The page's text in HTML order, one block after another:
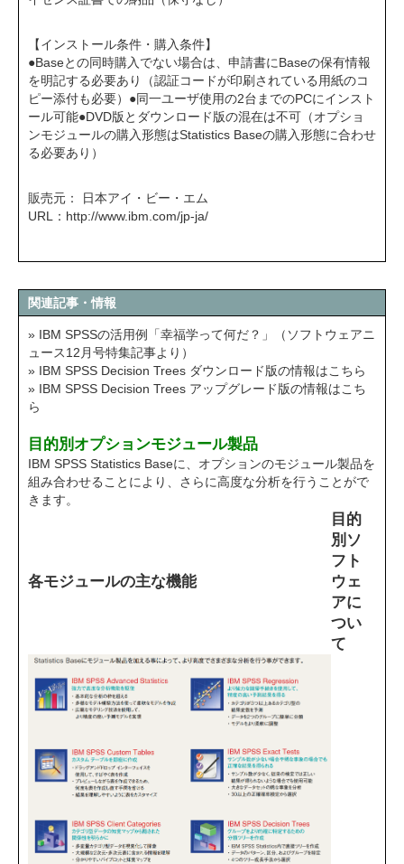
【インストール条件・購入条件】
●Baseとの同時購入でない場合は、申請書にBaseの保有情報
を明記する必要あり（認証コードが印刷されている用紙のコ
ピー添付も必要）●同一ユーザ使用の2台までのPCにインスト
ール可能●DVD版とダウンロード版の混在は不可（オプショ
ンモジュールの購入形態はStatistics Baseの購入形態に合わせ
る必要あり）
販売元： 日本アイ・ビー・エム
URL： http://www.ibm.com/jp-ja/
関連記事・情報
» IBM SPSSの活用例「幸福学って何だ？」（ソフトウェアニ
ュース12月号特集記事より）
» IBM SPSS Decision Trees ダウンロード版の情報はこちら
» IBM SPSS Decision Trees アップグレード版の情報はこち
ら
目的別オプションモジュール製品
IBM SPSS Statistics Baseに、オプションのモジュール製品を
組み合わせることにより、さらに高度な分析を行うことがで
きます。
各モジュールの主な機能
目的
別ソ
フト
ウェ
アに
つい
て